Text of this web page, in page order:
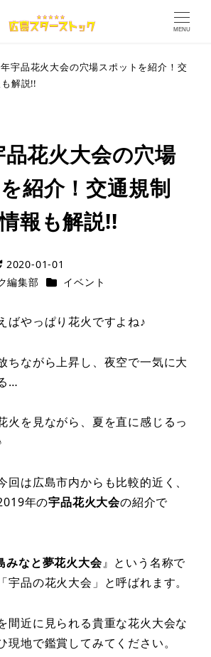
MENU
宇品花火大会の穴場スポットを紹介！交
解説!!
花火大会の穴場
紹介！交通規制
報も解説!!
新日
2020-01-01
編集部 カテゴリー
イベント
ばやっぱり花火ですよね♪
ちながら上昇し、夜空で一気に大
…
火を見ながら、夏を直に感じるっ
回は広島市内からも比較的近く、
年の宇品花火大会の紹介で
みなと夢花火大会』という名称で
宇品の花火大会」と呼ばれます。
間近に見られる貴重な花火大会な
現地で鑑賞してみてください。